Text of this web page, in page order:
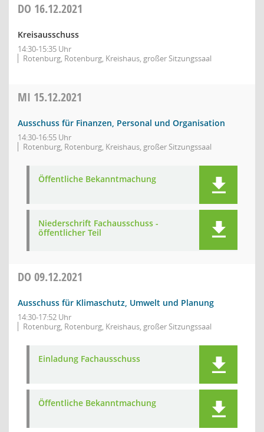
DO 16.12.2021
Kreisausschuss
14:30-15:35 Uhr
Rotenburg, Rotenburg, Kreishaus, großer Sitzungssaal
MI 15.12.2021
Ausschuss für Finanzen, Personal und Organisation
14:30-16:55 Uhr
Rotenburg, Rotenburg, Kreishaus, großer Sitzungssaal
Öffentliche Bekanntmachung
Niederschrift Fachausschuss -
öffentlicher Teil
DO 09.12.2021
Ausschuss für Klimaschutz, Umwelt und Planung
14:30-17:52 Uhr
Rotenburg, Rotenburg, Kreishaus, großer Sitzungssaal
Einladung Fachausschuss
Öffentliche Bekanntmachung